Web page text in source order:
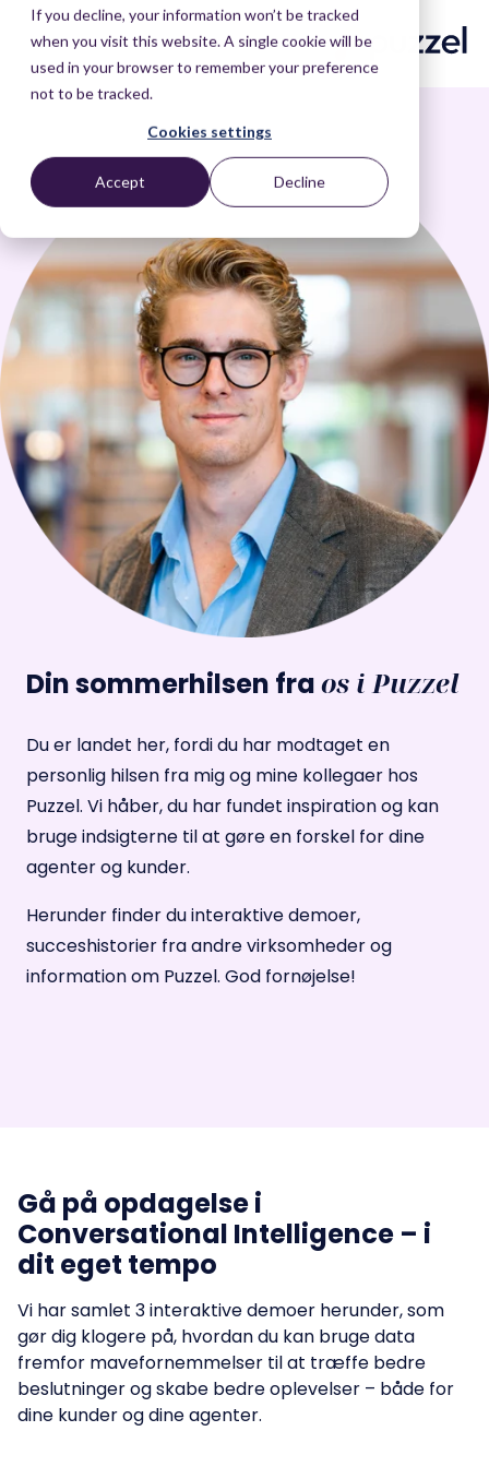
If you decline, your information won’t be tracked
when you visit this website. A single cookie will be
used in your browser to remember your preference
not to be tracked.
Cookies settings
Accept Decline
Din sommerhilsen fraos i Puzzel
Du er landet her, fordi du har modtaget en
personlig hilsen fra mig og mine kollegaer hos
Puzzel. Vi håber, du har fundet inspiration og kan
bruge indsigterne til at gøre en forskel for dine
agenter og kunder.
Herunder finder du interaktive demoer,
succeshistorier fra andre virksomheder og
information om Puzzel. God fornøjelse!
Gå på opdagelse i
Conversational Intelligence – i
dit eget tempo
Vi har samlet 3 interaktive demoer herunder, som
gør dig klogere på, hvordan du kan bruge data
fremfor mavefornemmelser til at træffe bedre
beslutninger og skabe bedre oplevelser – både for
dine kunder og dine agenter.